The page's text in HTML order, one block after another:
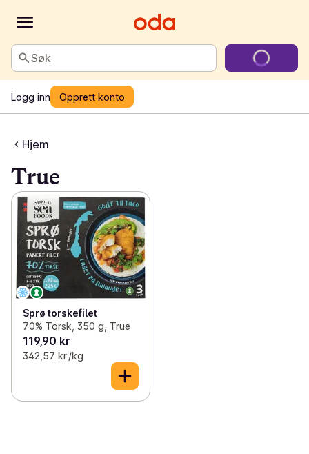
Søk
Logg inn Opprett konto
Hjem
True
Sprø torskefilet
70% Torsk, 350 g, True
119,90 kr
342,57 kr /kg